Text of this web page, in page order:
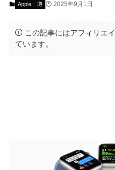
Apple：噂 2025年9月1日
この記事にはアフィリエ
ています。